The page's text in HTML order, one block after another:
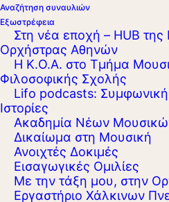
Αναζήτηση συναυλιών
Εξωστρέφεια
Στη νέα εποχή – HUB της
Ορχήστρας Αθηνών
Η Κ.Ο.Α. στο Τμήμα
Φιλοσοφικής Σχολής
Lifo podcasts:
Ιστορίες
Ακαδημία Νέων
Δικαίωμα στη Μουσική
Ανοιχτές Δοκιμές
Εισαγωγικές Ομιλίες
Με την τάξη μου, στην
Εργαστήριo Χάλκινων